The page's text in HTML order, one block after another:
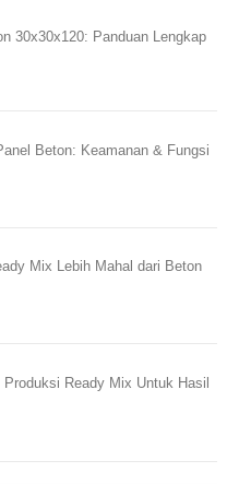
30x30x120: Panduan Lengkap
Beton: Keamanan & Fungsi
Mix Lebih Mahal dari Beton
Ready Mix Untuk Hasil